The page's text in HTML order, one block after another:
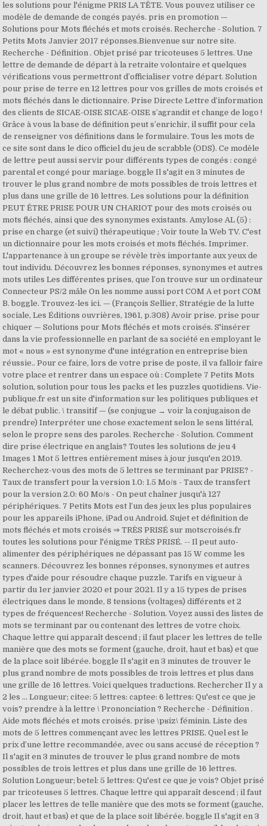
les solutions pour l'énigme PRIS LA TÊTE. Vous pouvez utiliser ce
modèle de demande de congés payés. pris en promotion —
Solutions pour Mots fléchés et mots croisés. Recherche - Solution. 7
Petits Mots Janvier 2017 réponses.Bienvenue sur notre site.
Recherche - Définition . Objet prisé par tricoteuses 5 lettres. Une
lettre de demande de départ à la retraite volontaire et quelques
vérifications vous permettront d’officialiser votre départ. Solution
pour prise de terre en 12 lettres pour vos grilles de mots croisés et
mots fléchés dans le dictionnaire. Prise Directe Lettre d’information
des clients de SICAE-OISE SICAE-OISE s’agrandit et change de logo !
Grâce à vous la base de définition peut s’enrichir, il suffit pour cela
de renseigner vos définitions dans le formulaire. Tous les mots de
ce site sont dans le dico officiel du jeu de scrabble (ODS). Ce modèle
de lettre peut aussi servir pour différents types de congés : congé
parental et congé pour mariage. boggle Il s'agit en 3 minutes de
trouver le plus grand nombre de mots possibles de trois lettres et
plus dans une grille de 16 lettres. Les solutions pour la définition
PEUT ÊTRE PRISE POUR UN CHARIOT pour des mots croisés ou
mots fléchés, ainsi que des synonymes existants. Amylose AL (5) :
prise en charge (et suivi) thérapeutique ; Voir toute la Web TV. C'est
un dictionnaire pour les mots croisés et mots fléchés. Imprimer.
L'appartenance à un groupe se révèle très importante aux yeux de
tout individu. Découvrez les bonnes réponses, synonymes et autres
mots utiles Les différentes prises, que l’on trouve sur un ordinateur
Connecteur PS/2 mâle On les nomme aussi port COM A et port COM
B. boggle. Trouvez-les ici. — (François Sellier, Stratégie de la lutte
sociale, Les Éditions ouvrières, 1961, p.308) Avoir prise. prise pour
chiquer — Solutions pour Mots fléchés et mots croisés. S'insérer
dans la vie professionnelle en parlant de sa société en employant le
mot « nous » est synonyme d'une intégration en entreprise bien
réussie.. Pour ce faire, lors de votre prise de poste, il va falloir faire
votre place et rentrer dans un espace où : Complete 7 Petits Mots
solution, solution pour tous les packs et les puzzles quotidiens. Vie-
publique.fr est un site d'information sur les politiques publiques et
le débat public. \ transitif — (se conjugue → voir la conjugaison de
prendre) Interpréter une chose exactement selon le sens littéral,
selon le propre sens des paroles. Recherche - Solution. Comment
dire prise électrique en anglais? Toutes les solutions de jeu 4
Images 1 Mot 5 lettres entièrement mises à jour jusqu'en 2019.
Recherchez-vous des mots de 5 lettres se terminant par PRISE? -
Taux de transfert pour la version 1.0: 1.5 Mo/s - Taux de transfert
pour la version 2.0: 60 Mo/s - On peut chaîner jusqu'à 127
périphériques. 7 Petits Mots est l’un des jeux les plus populaires
pour les appareils iPhone, iPad ou Android. Sujet et définition de
mots fléchés et mots croisés ⇒ TRÈS PRISÉ sur motscroisés.fr
toutes les solutions pour l'énigme TRÈS PRISÉ. -- Il peut auto-
alimenter des périphériques ne dépassant pas 15 W comme les
scanners. Découvrez les bonnes réponses, synonymes et autres
types d'aide pour résoudre chaque puzzle. Tarifs en vigueur à
partir du 1er janvier 2020 et pour 2021. Il y a 15 types de prises
électriques dans le monde, 8 tensions (voltages) différents et 2
types de fréquences! Recherche - Solution. Voyez aussi des listes de
mots se terminant par ou contenant des lettres de votre choix.
Chaque lettre qui apparaît descend ; il faut placer les lettres de telle
manière que des mots se forment (gauche, droit, haut et bas) et que
de la place soit libérée. boggle Il s'agit en 3 minutes de trouver le
plus grand nombre de mots possibles de trois lettres et plus dans
une grille de 16 lettres. Voici quelques traductions. Rechercher Il y a
2 les ... Longueur; citee: 5 lettres: captee: 6 lettres: Qu'est ce que je
vois? prendre à la lettre \ Prononciation ? Recherche - Définition .
Aide mots fléchés et mots croisés. prise \pʁiz\ féminin. Liste des
mots de 5 lettres commençant avec les lettres PRISE. Quel est le
prix d’une lettre recommandée, avec ou sans accusé de réception ?
Il s'agit en 3 minutes de trouver le plus grand nombre de mots
possibles de trois lettres et plus dans une grille de 16 lettres.
Solution Longueur; betel: 5 lettres: Qu'est ce que je vois? Objet prisé
par tricoteuses 5 lettres. Chaque lettre qui apparaît descend ; il faut
placer les lettres de telle manière que des mots se forment (gauche,
droit, haut et bas) et que de la place soit libérée. boggle Il s'agit en 3